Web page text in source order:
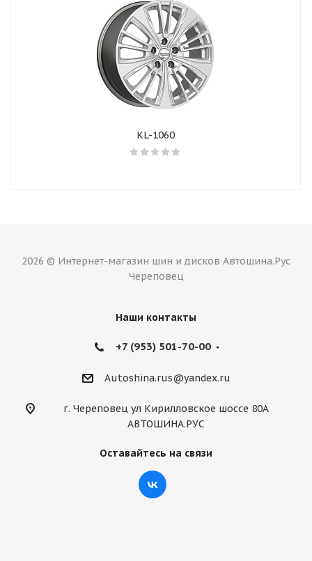
KL-1060
2026 © Интернет-магазин шин и дисков Автошина.Рус
Череповец
Наши контакты
+7 (953) 501-70-00
Autoshina.rus@yandex.ru
г. Череповец ул Кирилловское шоссе 80А
АВТОШИНА.РУС
Оставайтесь на связи